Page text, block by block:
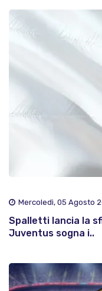
Mercoledì, 05 Agosto
Spalletti lancia la
Juventus sogna i..